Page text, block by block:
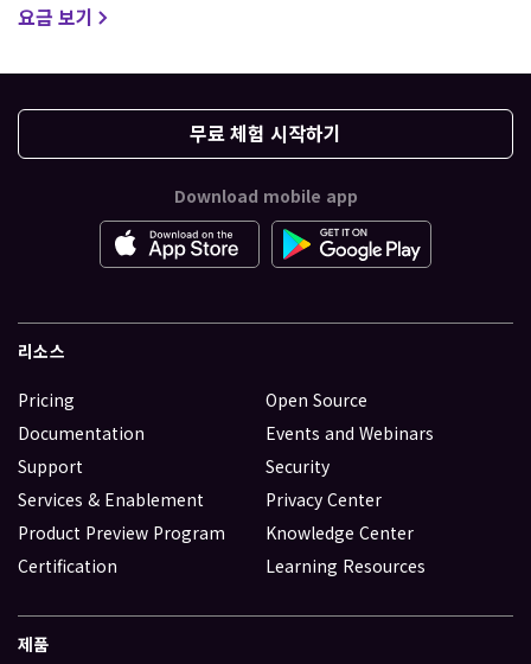
요금 보기
무료 체험 시작하기
Download mobile app
제품
리소스
Pricing
Documentation
Support
Services & Enablement
Product Preview Program
Certification
Open Source
Events and Webinars
Security
Privacy Center
Knowledge Center
Learning Resources